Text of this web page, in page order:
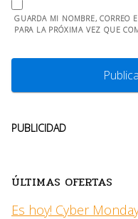
GUARDA MI NOMBRE, CORREO
PARA LA PRÓXIMA VEZ QUE
PUBLICIDAD
ÚLTIMAS OFERTAS
Es hoy! Cyber